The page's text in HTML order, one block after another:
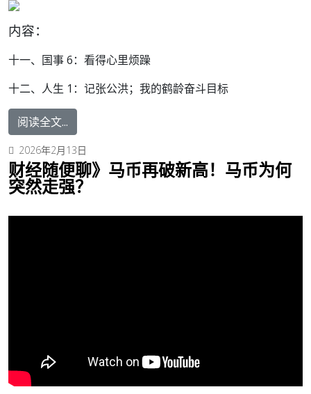
内容：
十一、国事 6： 看得心里烦躁
十二、人生 1： 记张公洪；我的鹤龄奋斗目标
阅读全文...
2026年2月13日
财经随便聊》马币再破新高！马币为何
突然走强？